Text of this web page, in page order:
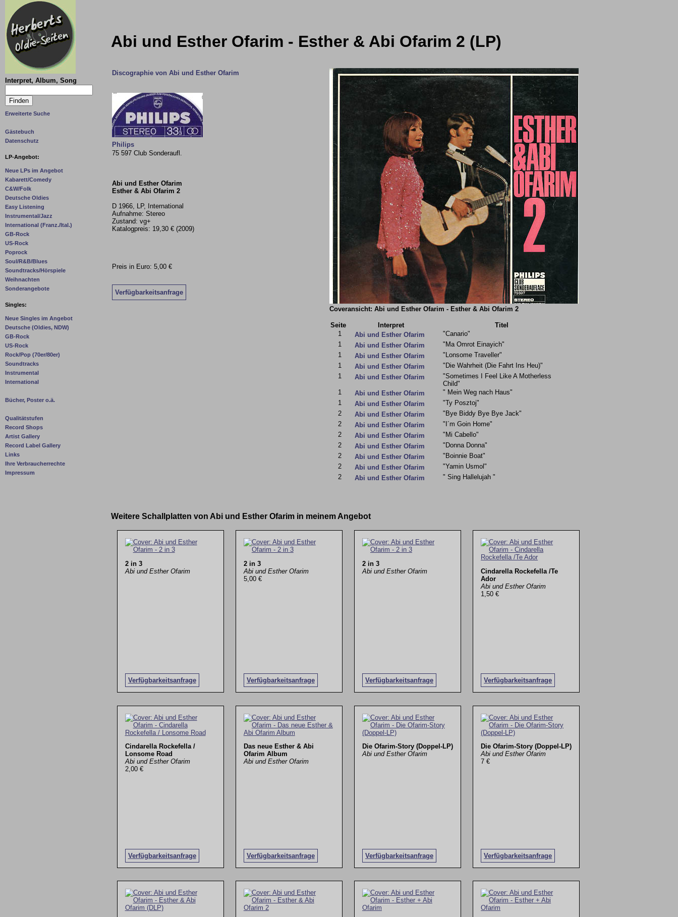
Interpret, Album, Song
Erweiterte Suche
Gästebuch
Datenschutz
LP-Angebot:
Neue LPs im Angebot
Kabarett/Comedy
C&W/Folk
Deutsche Oldies
Easy Listening
Instrumental/Jazz
International (Franz./Ital.)
GB-Rock
US-Rock
Poprock
Soul/R&B/Blues
Soundtracks/Hörspiele
Weihnachten
Sonderangebote
Singles:
Neue Singles im Angebot
Deutsche (Oldies, NDW)
GB-Rock
US-Rock
Rock/Pop (70er/80er)
Soundtracks
Instrumental
International
Bücher, Poster o.ä.
Qualitätstufen
Record Shops
Artist Gallery
Record Label Gallery
Links
Ihre Verbraucherrechte
Impressum
Abi und Esther Ofarim - Esther & Abi Ofarim 2 (LP)
Discographie von Abi und Esther Ofarim
Philips
75 597 Club Sonderaufl.
Abi und Esther Ofarim
Esther & Abi Ofarim 2
D 1966, LP, International
Aufnahme: Stereo
Zustand: vg+
Katalogpreis: 19,30 € (2009)
Preis in Euro: 5,00 €
Verfügbarkeitsanfrage
Coveransicht: Abi und Esther Ofarim - Esther & Abi Ofarim 2
Seite Interpret
Titel
1
Abi und Esther Ofarim
"Canario"
1
Abi und Esther Ofarim
"Ma Omrot Einayich"
1
Abi und Esther Ofarim
"Lonsome Traveller"
1
Abi und Esther Ofarim
"Die Wahrheit (Die Fahrt Ins Heu)"
1
Abi und Esther Ofarim
"Sometimes I Feel Like A Motherless
Child"
1
Abi und Esther Ofarim
" Mein Weg nach Haus"
1
Abi und Esther Ofarim
"Ty Posztoj"
2
Abi und Esther Ofarim
"Bye Biddy Bye Bye Jack"
2
Abi und Esther Ofarim
"I´m Goin Home"
2
Abi und Esther Ofarim
"Mi Cabello"
2
Abi und Esther Ofarim
"Donna Donna"
2
Abi und Esther Ofarim
"Boinnie Boat"
2
Abi und Esther Ofarim
"Yamin Usmol"
2
Abi und Esther Ofarim " Sing Hallelujah "
Weitere Schallplatten von Abi und Esther Ofarim in meinem Angebot
2 in 3
Abi und Esther Ofarim
Verfügbarkeitsanfrage
2 in 3
Abi und Esther Ofarim
5,00 €
Verfügbarkeitsanfrage
2 in 3
Abi und Esther Ofarim
Verfügbarkeitsanfrage
Cindarella Rockefella /Te
Ador
Abi und Esther Ofarim
1,50 €
Verfügbarkeitsanfrage
Cindarella Rockefella /
Lonsome Road
Abi und Esther Ofarim
2,00 €
Verfügbarkeitsanfrage
Das neue Esther & Abi
Ofarim Album
Abi und Esther Ofarim
Verfügbarkeitsanfrage
Die Ofarim-Story (Doppel-LP)
Abi und Esther Ofarim
Verfügbarkeitsanfrage
Die Ofarim-Story (Doppel-LP)
Abi und Esther Ofarim
7 €
Verfügbarkeitsanfrage